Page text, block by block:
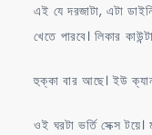
এই যে দরজাটা, এটা
খেতে পারবে। লিকার
হুক্কা বার আছে। ইউ
ওই ঘরটা ভর্তি সেক্স